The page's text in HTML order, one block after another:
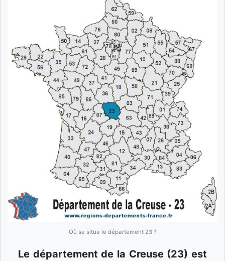
Où se situe le département 23 ?
Le département de la Creuse (23) est